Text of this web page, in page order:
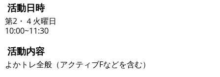
活動日時
第2・４火曜日
10:00~11:30
活動内容
よかトレ全般（アクティブFなどを含む）